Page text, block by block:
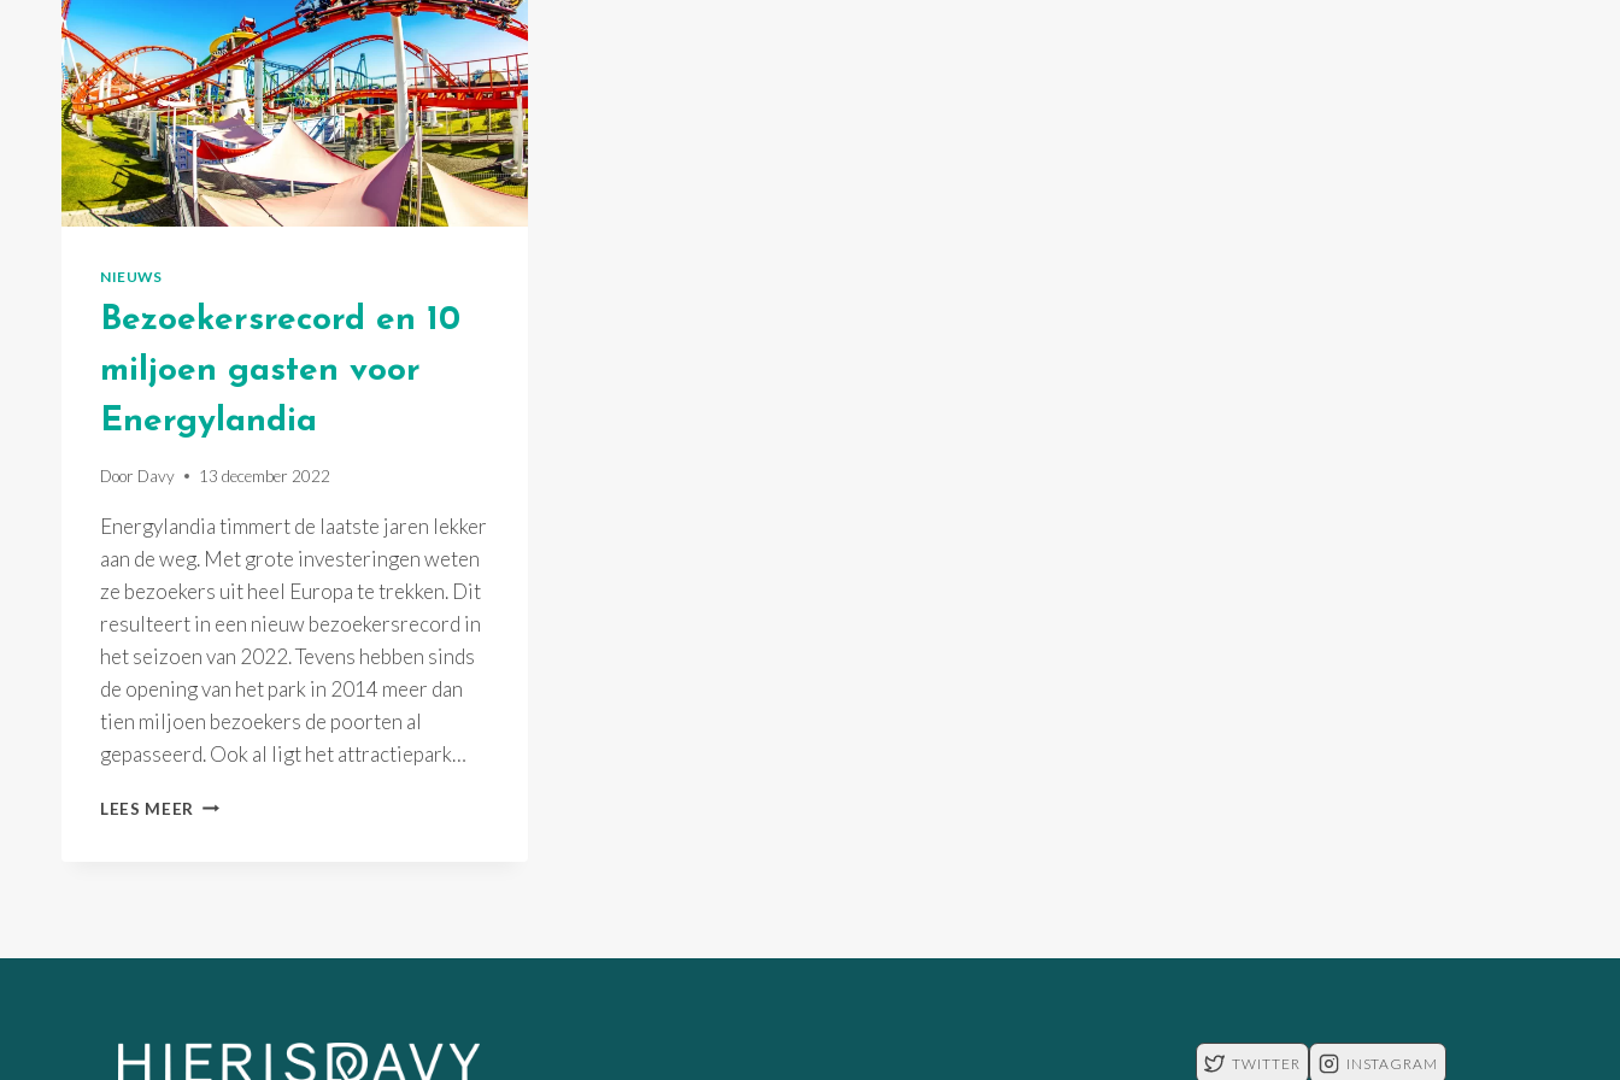
NIEUWS
Bezoekersrecord en 10
miljoen gasten voor
Energylandia
Door Davy 13 december 2022
Energylandia timmert de laatste jaren lekker
aan de weg. Met grote investeringen weten
ze bezoekers uit heel Europa te trekken. Dit
resulteert in een nieuw bezoekersrecord in
het seizoen van 2022. Tevens hebben sinds
de opening van het park in 2014 meer dan
tien miljoen bezoekers de poorten al
gepasseerd. Ook al ligt het attractiepark…
LEES MEER BEZOEKERSRECORD
TWITTER INSTAGRAM